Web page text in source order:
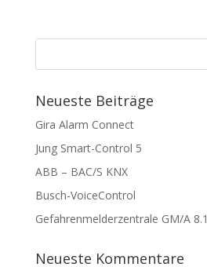
Neueste Beiträge
Gira Alarm Connect
Jung Smart-Control 5
ABB – BAC/S KNX
Busch-VoiceControl
Gefahrenmelderzentrale GM/A 8.1
Neueste Kommentare